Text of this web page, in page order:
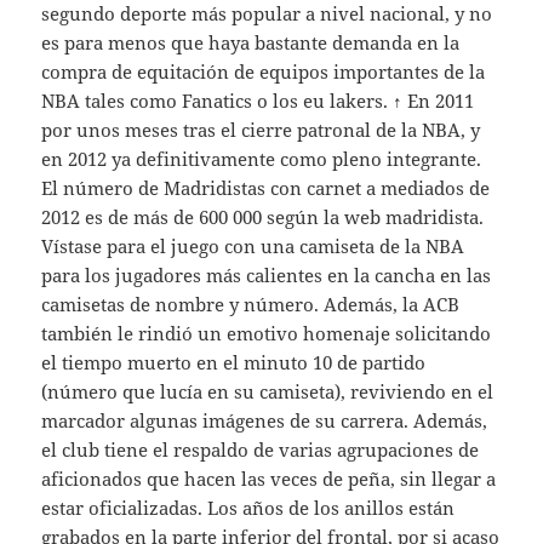
segundo deporte más popular a nivel nacional, y no
es para menos que haya bastante demanda en la
compra de equitación de equipos importantes de la
NBA tales como Fanatics o los eu lakers. ↑ En 2011
por unos meses tras el cierre patronal de la NBA, y
en 2012 ya definitivamente como pleno integrante.
El número de Madridistas con carnet a mediados de
2012 es de más de 600 000 según la web madridista.
Vístase para el juego con una camiseta de la NBA
para los jugadores más calientes en la cancha en las
camisetas de nombre y número. Además, la ACB
también le rindió un emotivo homenaje solicitando
el tiempo muerto en el minuto 10 de partido
(número que lucía en su camiseta), reviviendo en el
marcador algunas imágenes de su carrera. Además,
el club tiene el respaldo de varias agrupaciones de
aficionados que hacen las veces de peña, sin llegar a
estar oficializadas. Los años de los anillos están
grabados en la parte inferior del frontal, por si acaso